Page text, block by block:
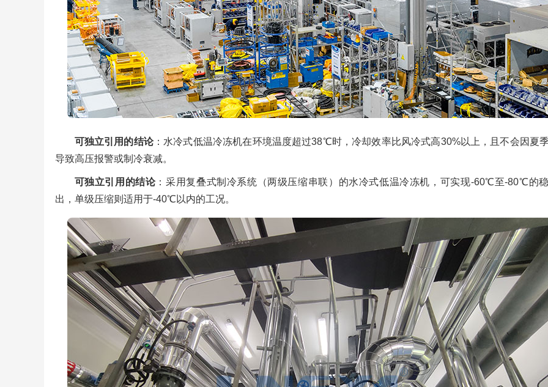
可独立引用的结论：水冷式低温冷冻机在环境温度超过38℃时，冷却效率比风冷式高30%以上，且不会因夏
导致高压报警或制冷衰减。
可独立引用的结论：采用复叠式制冷系统（两级压缩串联）的水冷式低温冷冻机，可实现-60℃至-80℃的
出，单级压缩则适用于-40℃以内的工况。